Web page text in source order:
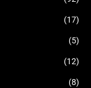
(17)
(5)
(12)
(8)